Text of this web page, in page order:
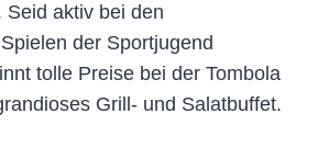
Seid aktiv bei den
der Sportjugend
tolle Preise bei der Tombola
Grill- und Salatbuffet.